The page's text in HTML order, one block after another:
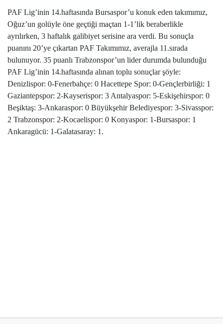
PAF Lig’inin 14.haftasında Bursaspor’u konuk eden takımımız,
Oğuz’un golüyle öne geçtiği maçtan 1-1’lik beraberlikle
ayrılırken, 3 haftalık galibiyet serisine ara verdi. Bu sonuçla
puanını 20’ye çıkartan PAF Takımımız, averajla 11.sırada
bulunuyor. 35 puanlı Trabzonspor’un lider durumda bulunduğu
PAF Lig’inin 14.haftasında alınan toplu sonuçlar şöyle:
Denizlispor: 0-Fenerbahçe: 0 Hacettepe Spor: 0-Gençlerbirliği: 1
Gaziantepspor: 2-Kayserispor: 3 Antalyaspor: 5-Eskişehirspor: 0
Beşiktaş: 3-Ankaraspor: 0 Büyükşehir Belediyespor: 3-Sivasspor:
2 Trabzonspor: 2-Kocaelispor: 0 Konyaspor: 1-Bursaspor: 1
Ankaragücü: 1-Galatasaray: 1.